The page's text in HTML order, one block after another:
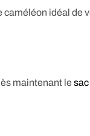
idéal de
maintenant le